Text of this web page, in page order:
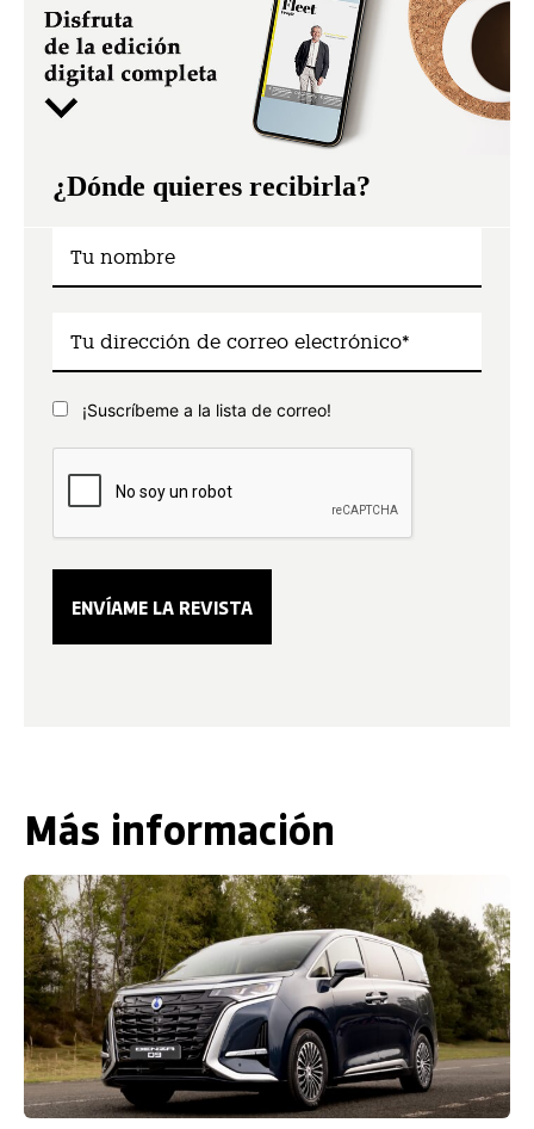
¿Dónde quieres recibirla?
¡Suscríbeme a la lista de correo!
Más información